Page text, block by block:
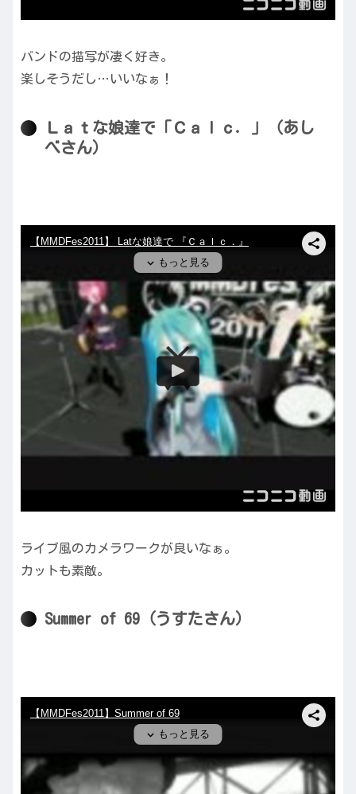
バンドの描写が凄く好き。
楽しそうだし…いいなぁ！
Ｌａｔな娘達で「Ｃａｌｃ．」（あし
べさん）
ライブ風のカメラワークが良いなぁ。
カットも素敵。
Summer of 69（うすたさん）